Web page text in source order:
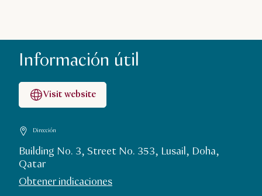
Información útil
Visit website
Dirección
Building No. 3, Street No. 353, Lusail, Doha,
Qatar
Obtener indicaciones